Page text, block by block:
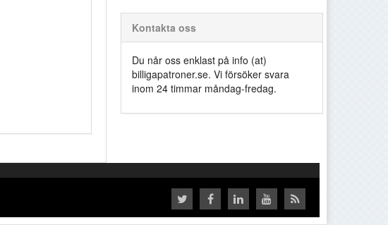
Kontakta oss
Du når oss enklast på info (at)
billigapatroner.se. Vi försöker svara
inom 24 timmar måndag-fredag.